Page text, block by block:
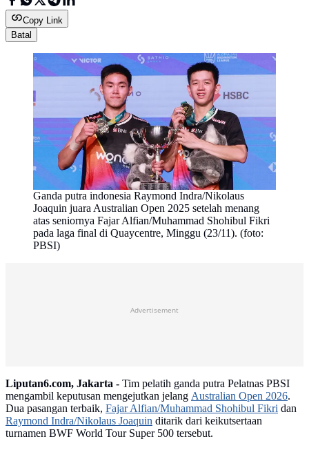
Copy Link
Batal
Ganda putra indonesia Raymond Indra/Nikolaus
Joaquin juara Australian Open 2025 setelah menang
atas seniornya Fajar Alfian/Muhammad Shohibul Fikri
pada laga final di Quaycentre, Minggu (23/11). (foto:
PBSI)
Advertisement
Liputan6.com, Jakarta - Tim pelatih ganda putra Pelatnas PBSI
mengambil keputusan mengejutkan jelang Australian Open 2026.
Dua pasangan terbaik, Fajar Alfian/Muhammad Shohibul Fikri dan
Raymond Indra/Nikolaus Joaquin ditarik dari keikutsertaan
turnamen BWF World Tour Super 500 tersebut.